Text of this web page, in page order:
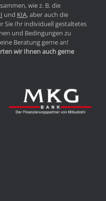
wie z. B. die
und KIA, aber auch die
Sie Ihr individuell gestaltetes
und Bedingungen zu
Beratung gerne an!
wir Ihnen auch gerne